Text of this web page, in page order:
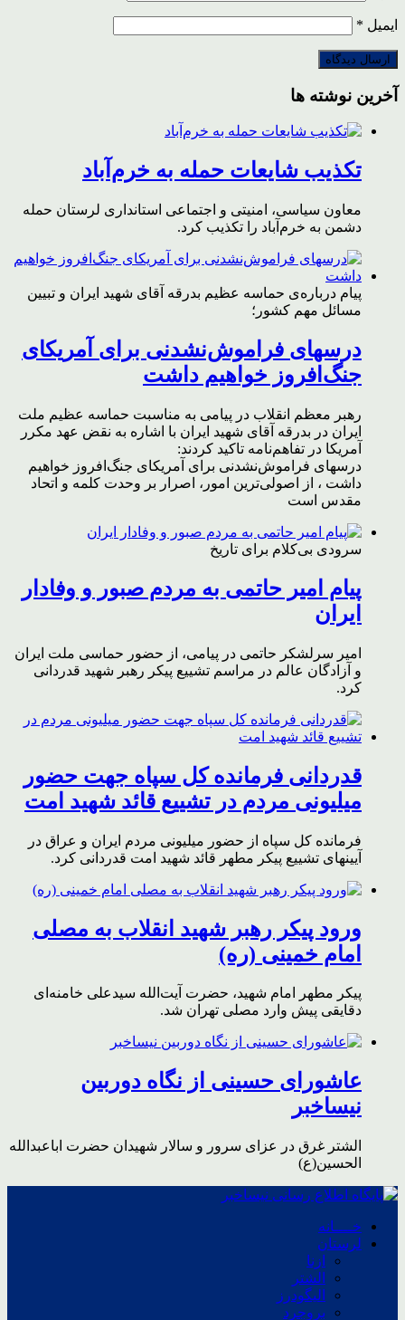
ایمیل *
آخرین نوشته ها
تکذیب شایعات حمله به خرم‌آباد
معاون سیاسی، امنیتی و اجتماعی استانداری لرستان حمله
دشمن به خرم‌آباد را تکذیب کرد.
پیام درباره‌ی حماسه عظیم بدرقه آقای شهید ایران و تبیین
مسائل مهم کشور؛
درسهای فراموش‌نشدنی برای آمریکای
جنگ‌افروز خواهیم داشت
رهبر معظم انقلاب در پیامی به مناسبت حماسه عظیم ملت
ایران در بدرقه آقای شهید ایران با اشاره به نقض عهد مکرر
آمریکا در تفاهم‌نامه تاکید کردند:
درسهای فراموش‌نشدنی برای آمریکای جنگ‌افروز خواهیم
داشت ، از اصولی‌ترین امور، اصرار بر وحدت کلمه و اتحاد
مقدس است
سرودی بی‌کلام برای تاریخ
پیام امیر حاتمی به مردم صبور و وفادار
ایران
امیر سرلشکر حاتمی در پیامی، از حضور حماسی ملت ایران
و آزادگان عالم در مراسم تشییع پیکر رهبر شهید قدردانی
کرد.
قدردانی فرمانده کل سپاه جهت حضور
میلیونی مردم در تشییع قائد شهید امت
فرمانده کل سپاه از حضور میلیونی مردم ایران و عراق در
آیینهای تشییع پیکر مطهر قائد شهید امت قدردانی کرد.
ورود پیکر رهبر شهید انقلاب به مصلی
امام خمینی (ره)
پیکر مطهر امام شهید،‌ حضرت آیت‌الله سیدعلی خامنه‌ای
دقایقی پیش وارد مصلی تهران شد.
عاشورای حسینی از نگاه دوربین
نیساخبر
الشتر غرق در عزای سرور و سالار شهیدان حضرت اباعبدالله
الحسین(ع)
خــــانه
لرستان
ازنا
الشتر
الیگودرز
بروجرد